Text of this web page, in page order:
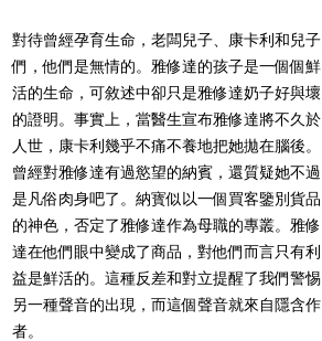
對待曾經孕育生命，老闆兒子、康卡利和兒子
們，他們是無情的。雅修達的孩子是一個個鮮
活的生命，可敘述中卻只是雅修達奶子好與壞
的證明。事實上，當醫生宣布雅修達將不久於
人世，康卡利幾乎不痛不養地把她拋在腦後。
曾經對雅修達有過慾望的納賓，還質疑她不過
是凡俗肉身吧了。納寳似以一個買客鑒別貨品
的神色，否定了雅修達作為母職的專叢。雅修
達在他們眼中變成了商品，對他們而言只有利
益是鮮活的。這種反差和對立提醒了我們警惕
另一種聲音的出現，而這個聲音就來自隱含作
者。